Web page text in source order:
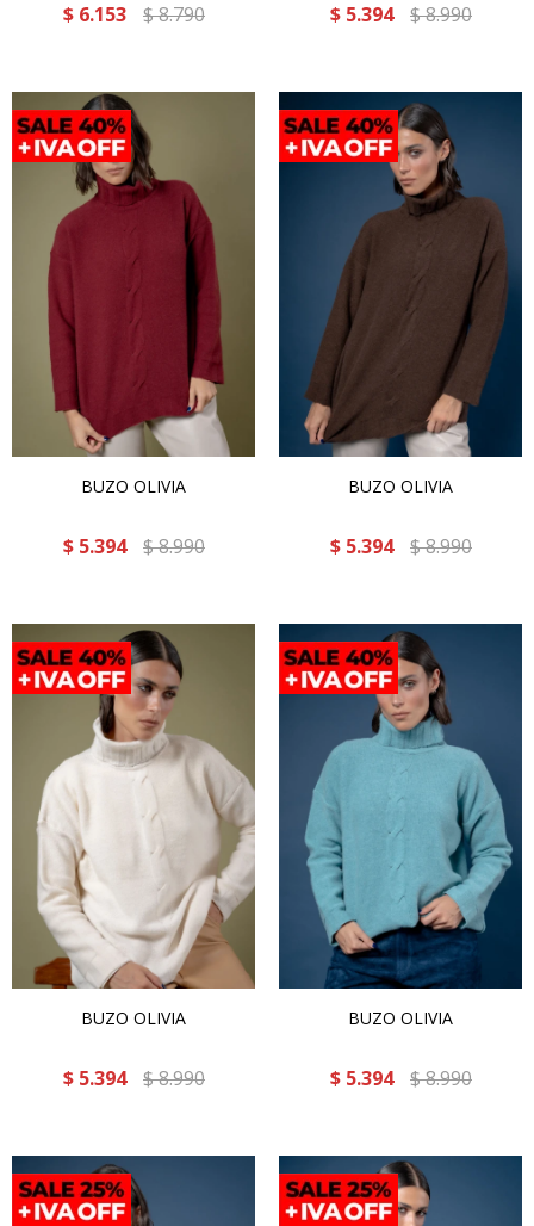
$ 6.153 $8.790 $ 5.394 $8.990
BUZO OLIVIA
$ 5.394 $8.990
BUZO OLIVIA
$ 5.394 $8.990
BUZO OLIVIA
$ 5.394 $8.990
BUZO OLIVIA
$ 5.394 $8.990